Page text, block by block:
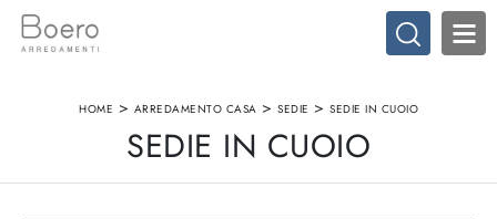
HOME > ARREDAMENTO CASA > SEDIE > SEDIE IN CUOIO
SEDIE IN CUOIO